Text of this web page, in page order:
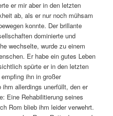
er mir aber in den letzten
ab, als er nur noch mühsam
konnte. Der brillante
dominierte und
wechselte, wurde zu einem
Er habe ein gutes Leben
spürte er in den letzten
ihn in großer
allerdings unerfüllt, den er
Eine Rehabilitierung seines
Rom blieb ihm leider verwehrt.